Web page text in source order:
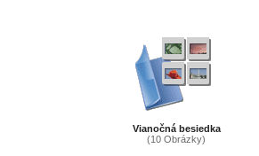
Vianočná besiedka
(10 Obrázky)